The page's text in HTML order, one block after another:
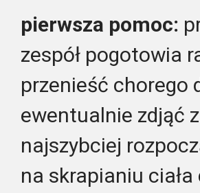
pierwsza pomoc:
zespół pogotowia
przenieść chorego
ewentualnie zdjąć
najszybciej
na skrapianiu